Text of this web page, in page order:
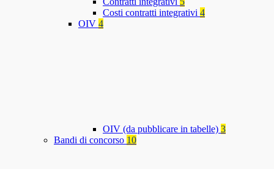
Costi contratti integrativi 4
OIV 4
OIV (da pubblicare in tabelle) 3
Bandi di concorso 10